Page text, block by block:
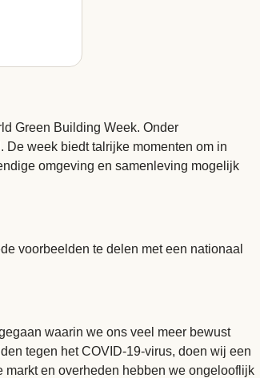
Green Building Week. Onder
week biedt talrijke momenten om in
omgeving en samenleving mogelijk
voorbeelden te delen met een nationaal
waarin we ons veel meer bewust
tegen het COVID-19-virus, doen wij een
en overheden hebben we ongelooflijk